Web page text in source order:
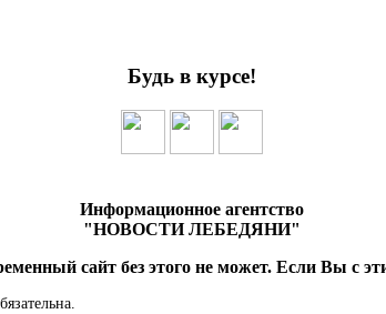
Будь в курсе!
Информационное агентство
"НОВОСТИ ЛЕБЕДЯНИ"
сайт без этого не может. Если Вы с